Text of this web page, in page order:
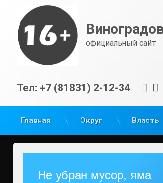
содержимому
официальный сайт
Тел: +7 (81831) 2-12-34
Главная Округ Власть
Не убран мусор, яма